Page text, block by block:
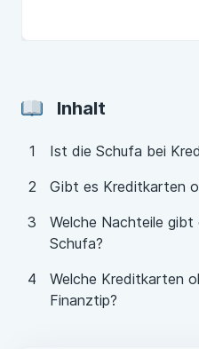
Inhalt
Ist die Schufa bei
Gibt es Kreditkarten
Welche Nachteile
Schufa?
Welche Kreditkarten
Finanztip?